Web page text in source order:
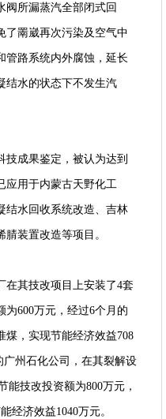
阀所漏蒸汽全部闭式回
了罱崴再次污染及空气中
管路系统内外腐蚀，延长
结水的状态下不发生汽
成果鉴定，被认为达到
应用于内蒙古天野化工
结水回收系统改造、吉林
装置改造等项目。
其技改项目上安装了4套
600万元，经过6个月的
煤，实现节能经济效益708
州石化公司，在其裂解设
能技改投资额为800万元，
经济效益1040万元。